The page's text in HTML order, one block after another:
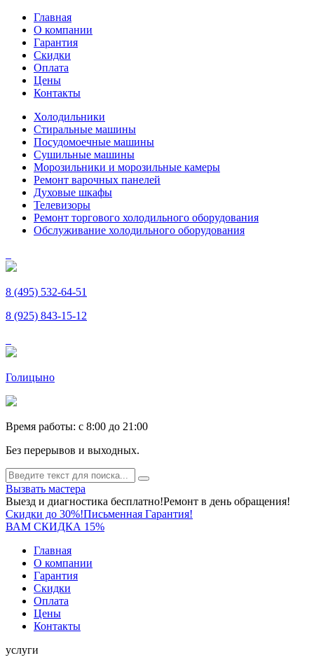
Главная
О компании
Гарантия
Скидки
Оплата
Цены
Контакты
Холодильники
Стиральные машины
Посудомоечные машины
Сушильные машины
Морозильники и морозильные камеры
Ремонт варочных панелей
Духовые шкафы
Телевизоры
Ремонт торгового холодильного оборудования
Обслуживание холодильного оборудования
8 (495) 532-64-51
8 (925) 843-15-12
Голицыно
Время работы: c 8:00 до 21:00
Без перерывов и выходных.
Вызвать мастера
Выезд и диагностика бесплатно!Ремонт в день обращения!
Скидки до 30%!Письменная Гарантия!
ВАМ СКИДКА 15%
Главная
О компании
Гарантия
Скидки
Оплата
Цены
Контакты
услуги